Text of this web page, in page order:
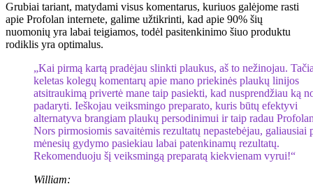
Grubiai tariant, matydami visus komentarus, kuriuos galėjome rasti
apie Profolan internete, galime užtikrinti, kad apie 90% šių
nuomonių yra labai teigiamos, todėl pasitenkinimo šiuo produktu
rodiklis yra optimalus.
„Kai pirmą kartą pradėjau slinkti plaukus, aš to nežinojau.
keletas kolegų komentarų apie mano priekinės plaukų linijos
atsitraukimą privertė mane taip pasiekti, kad nusprendžiau ką
padaryti. Ieškojau veiksmingo preparato, kuris būtų efektyvi
alternatyva brangiam plaukų persodinimui ir taip radau
Nors pirmosiomis savaitėmis rezultatų nepastebėjau, galiausiai
mėnesių gydymo pasiekiau labai patenkinamų rezultatų.
Rekomenduoju šį veiksmingą preparatą kiekvienam vyrui!“
William: